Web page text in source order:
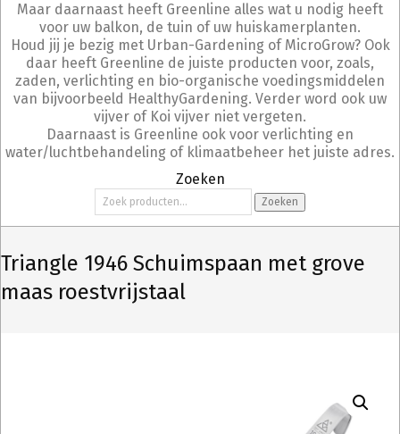
Maar daarnaast heeft Greenline alles wat u nodig heeft
voor uw balkon, de tuin of uw huiskamerplanten.
Houd jij je bezig met Urban-Gardening of MicroGrow? Ook
daar heeft Greenline de juiste producten voor, zoals,
zaden, verlichting en bio-organische voedingsmiddelen
van bijvoorbeeld HealthyGardening. Verder word ook uw
vijver of Koi vijver niet vergeten.
Daarnaast is Greenline ook voor verlichting en
water/luchtbehandeling of klimaatbeheer het juiste adres.
Zoeken
Zoeken
naar:
Zoeken
Triangle 1946 Schuimspaan met grove
maas roestvrijstaal